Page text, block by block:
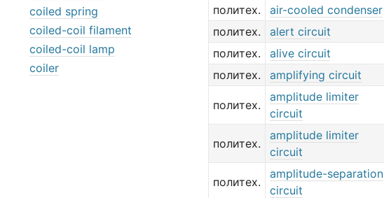
coiled spring
coiled-coil filament
coiled-coil lamp
coiler
политех.
air-cooled condenser
политех.
alert circuit
политех.
alive circuit
политех.
amplifying circuit
политех.
amplitude limiter
circuit
политех.
amplitude limiter
circuit
политех.
amplitude-separation
circuit